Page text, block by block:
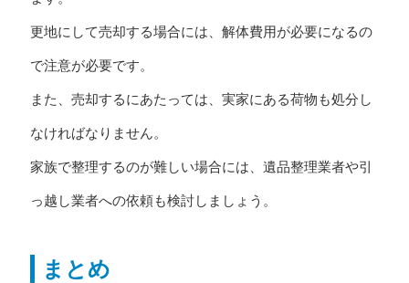
更地にして売却する場合には、解体費用が必要になるの
で注意が必要です。
また、売却するにあたっては、実家にある荷物も処分し
なければなりません。
家族で整理するのが難しい場合には、遺品整理業者や引
っ越し業者への依頼も検討しましょう。
まとめ